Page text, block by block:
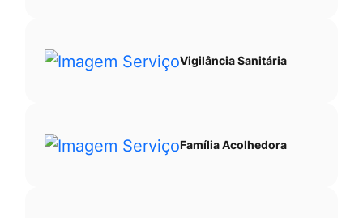
Vigilância Sanitária
Família Acolhedora